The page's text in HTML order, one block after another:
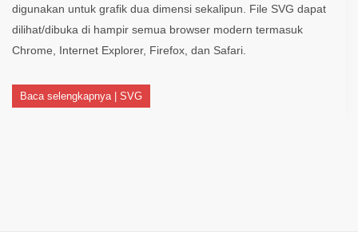
digunakan untuk grafik dua dimensi sekalipun. File SVG dapat
dilihat/dibuka di hampir semua browser modern termasuk
Chrome, Internet Explorer, Firefox, dan Safari.
Baca selengkapnya | SVG